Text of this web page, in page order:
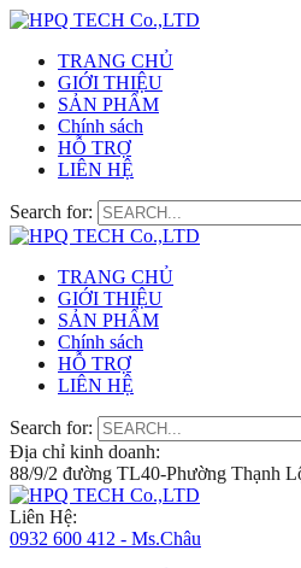
TRANG CHỦ
GIỚI THIỆU
SẢN PHẨM
Chính sách
HỖ TRỢ
LIÊN HỆ
Search for:
TRANG CHỦ
GIỚI THIỆU
SẢN PHẨM
Chính sách
HỖ TRỢ
LIÊN HỆ
Search for:
Địa chỉ kinh doanh:
88/9/2 đường TL40-Phường Thạnh
Liên Hệ:
0932 600 412 - Ms.Châu